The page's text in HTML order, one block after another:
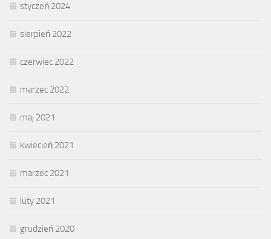
styczeń 2024
sierpień 2022
czerwiec 2022
marzec 2022
maj 2021
kwiecień 2021
marzec 2021
luty 2021
grudzień 2020